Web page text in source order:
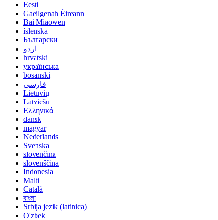
Eesti
Gaeilgenah Éireann
Bai Miaowen
íslenska
Български
اردو
hrvatski
українська
bosanski
فارسی
Lietuvių
Latviešu
Ελληνικά
dansk
magyar
Nederlands
Svenska
slovenčina
slovenščina
Indonesia
Malti
Català
বাংলা
Srbija jezik (latinica)
O'zbek